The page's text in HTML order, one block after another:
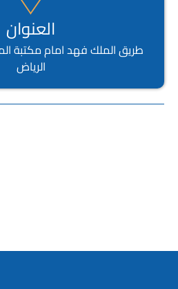
العنوان
طريق الملك فهد امام مكتبة
الرياض